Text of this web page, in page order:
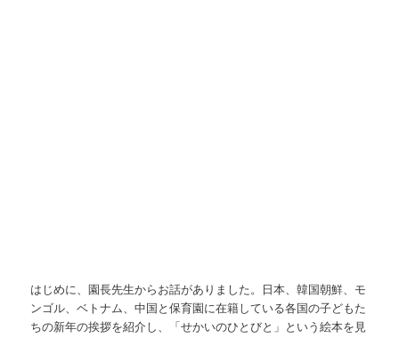
はじめに、園長先生からお話がありました。日本、韓国朝鮮、モ
ンゴル、ベトナム、中国と保育園に在籍している各国の子どもた
ちの新年の挨拶を紹介し、「せかいのひとびと」という絵本を見